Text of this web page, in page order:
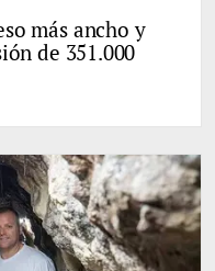
más ancho y
de 351.000